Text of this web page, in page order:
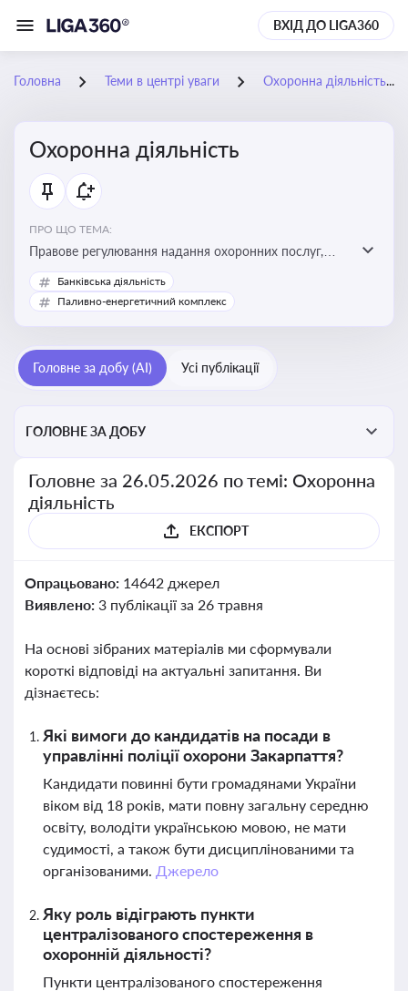
ВХІД ДО LIGA360
Головна Теми в центрі уваги Охоронна діяльність
Охоронна діяльність
ПРО ЩО ТЕМА:
Правове регулювання надання охоронних послуг,
вимоги до ліцензування, персоналу, технічних засобів
охорони та організації пультової й фізичної охорони
Банківська діяльність
Паливно-енергетичний комплекс
Головне за добу (AI) Усі публікації
ГОЛОВНЕ ЗА ДОБУ
Головне за 26.05.2026 по темі: Охоронна
діяльність
ЕКСПОРТ
Опрацьовано: 14642 джерел
Виявлено: 3 публікації за 26 травня
На основі зібраних матеріалів ми сформували
короткі відповіді на актуальні запитання. Ви
дізнаєтесь:
Які вимоги до кандидатів на посади в
управлінні поліції охорони Закарпаття?
Кандидати повинні бути громадянами України
віком від 18 років, мати повну загальну середню
освіту, володіти українською мовою, не мати
судимості, а також бути дисциплінованими та
організованими. Джерело
Яку роль відіграють пункти
централізованого спостереження в
охоронній діяльності?
Пункти централізованого спостереження